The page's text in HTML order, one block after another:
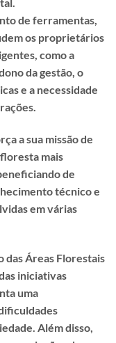
de ferramentas,
os proprietários
como a
da gestão, o
e a necessidade
a sua missão de
mais
de
técnico e
em várias
das Áreas Florestais
iniciativas
uma
Além disso,